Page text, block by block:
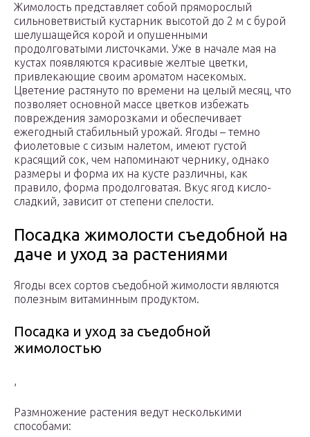
Жимолость представляет собой пряморослый
сильноветвистый кустарник высотой до 2 м с бурой
шелушащейся корой и опушенными
продолговатыми листочками. Уже в начале мая на
кустах появляются красивые желтые цветки,
привлекающие своим ароматом насекомых.
Цветение растянуто по времени на целый месяц, что
позволяет основной массе цветков избежать
повреждения заморозками и обеспечивает
ежегодный стабильный урожай. Ягоды – темно
фиолетовые с сизым налетом, имеют густой
красящий сок, чем напоминают чернику, однако
размеры и форма их на кусте различны, как
правило, форма продолговатая. Вкус ягод кисло-
сладкий, зависит от степени спелости.
Посадка жимолости съедобной на
даче и уход за растениями
Ягоды всех сортов съедобной жимолости являются
полезным витаминным продуктом.
Посадка и уход за съедобной
жимолостью
,
Размножение растения ведут несколькими
способами: